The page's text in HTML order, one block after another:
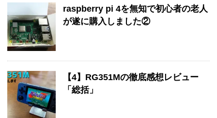
raspberry pi 4を無知で初心者の老人
が遂に購入しました②
【4】RG351Mの徹底感想レビュー
「総括」